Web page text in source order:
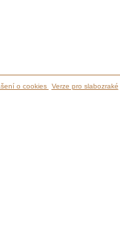
o cookies Verze pro slabozraké